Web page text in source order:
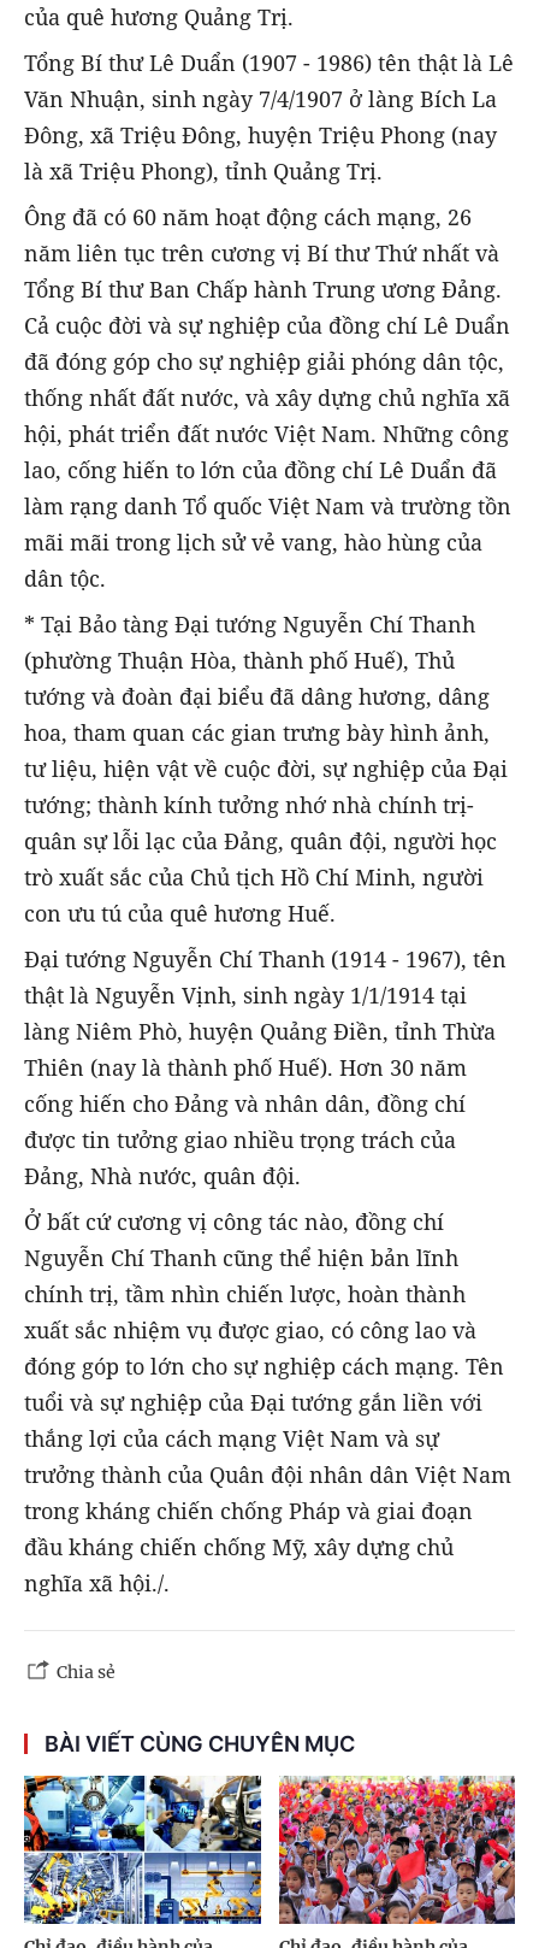
của quê hương Quảng Trị.
Tổng Bí thư Lê Duẩn (1907 - 1986) tên thật là Lê
Văn Nhuận, sinh ngày 7/4/1907 ở làng Bích La
Đông, xã Triệu Đông, huyện Triệu Phong (nay
là xã Triệu Phong), tỉnh Quảng Trị.
Ông đã có 60 năm hoạt động cách mạng, 26
năm liên tục trên cương vị Bí thư Thứ nhất và
Tổng Bí thư Ban Chấp hành Trung ương Đảng.
Cả cuộc đời và sự nghiệp của đồng chí Lê Duẩn
đã đóng góp cho sự nghiệp giải phóng dân tộc,
thống nhất đất nước, và xây dựng chủ nghĩa xã
hội, phát triển đất nước Việt Nam. Những công
lao, cống hiến to lớn của đồng chí Lê Duẩn đã
làm rạng danh Tổ quốc Việt Nam và trường tồn
mãi mãi trong lịch sử vẻ vang, hào hùng của
dân tộc.
* Tại Bảo tàng Đại tướng Nguyễn Chí Thanh
(phường Thuận Hòa, thành phố Huế), Thủ
tướng và đoàn đại biểu đã dâng hương, dâng
hoa, tham quan các gian trưng bày hình ảnh,
tư liệu, hiện vật về cuộc đời, sự nghiệp của Đại
tướng; thành kính tưởng nhớ nhà chính trị-
quân sự lỗi lạc của Đảng, quân đội, người học
trò xuất sắc của Chủ tịch Hồ Chí Minh, người
con ưu tú của quê hương Huế.
Đại tướng Nguyễn Chí Thanh (1914 - 1967), tên
thật là Nguyễn Vịnh, sinh ngày 1/1/1914 tại
làng Niêm Phò, huyện Quảng Điền, tỉnh Thừa
Thiên (nay là thành phố Huế). Hơn 30 năm
cống hiến cho Đảng và nhân dân, đồng chí
được tin tưởng giao nhiều trọng trách của
Đảng, Nhà nước, quân đội.
Ở bất cứ cương vị công tác nào, đồng chí
Nguyễn Chí Thanh cũng thể hiện bản lĩnh
chính trị, tầm nhìn chiến lược, hoàn thành
xuất sắc nhiệm vụ được giao, có công lao và
đóng góp to lớn cho sự nghiệp cách mạng. Tên
tuổi và sự nghiệp của Đại tướng gắn liền với
thắng lợi của cách mạng Việt Nam và sự
trưởng thành của Quân đội nhân dân Việt Nam
trong kháng chiến chống Pháp và giai đoạn
đầu kháng chiến chống Mỹ, xây dựng chủ
nghĩa xã hội./.
Chia sẻ
BÀI VIẾT CÙNG CHUYÊN MỤC